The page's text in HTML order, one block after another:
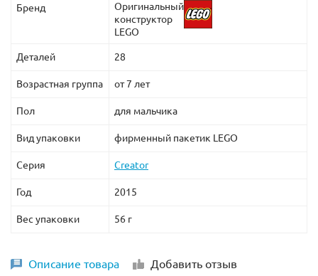
Бренд
Оригинальный
конструктор
LEGO
Деталей 28
Возрастная группа от 7 лет
Пол для мальчика
Вид упаковки фирменный пакетик LEGO
Серия Creator
Год 2015
Вес упаковки 56 г
Описание товара Добавить отзыв